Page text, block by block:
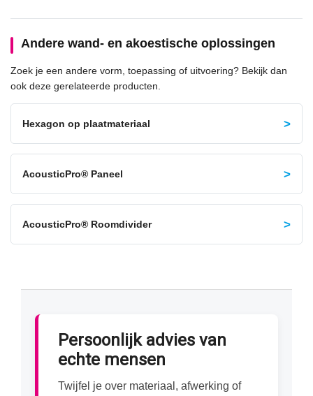
Andere wand- en akoestische oplossingen
Zoek je een andere vorm, toepassing of uitvoering? Bekijk dan
ook deze gerelateerde producten.
Hexagon op plaatmateriaal
AcousticPro® Paneel
AcousticPro® Roomdivider
Persoonlijk advies van
echte mensen
Twijfel je over materiaal, afwerking of